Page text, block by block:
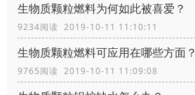
生物质颗粒燃料为何如此被喜爱？
9234阅读 2019-10-11 11:10:11
生物质颗粒燃料可应用在哪些方面？
9765阅读 2019-10-11 11:09:08